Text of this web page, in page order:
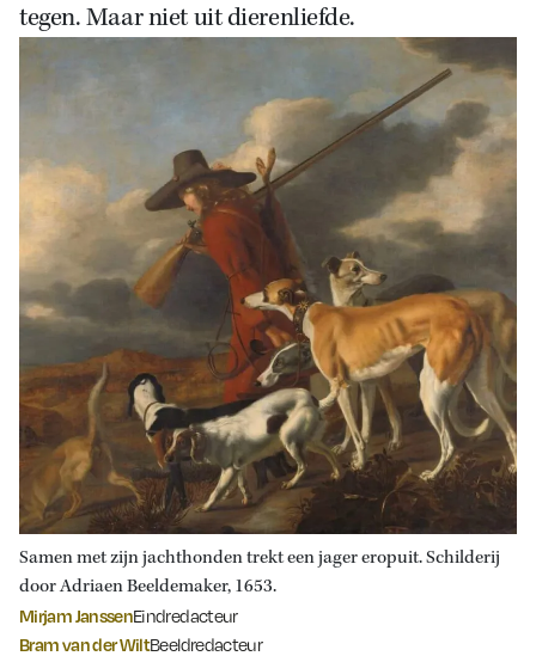
Zoek
tegen. Maar niet uit dierenliefde.
Samen met zijn jachthonden trekt een jager eropuit. Schilderij
door Adriaen Beeldemaker, 1653.
Mirjam JanssenEindredacteur
Bram van der WiltBeeldredacteur